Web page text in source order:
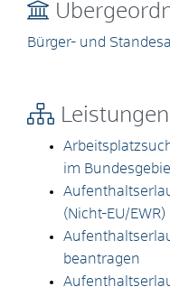
Bürger- und
Leistungen
im
(Nicht-EU/
beantragen